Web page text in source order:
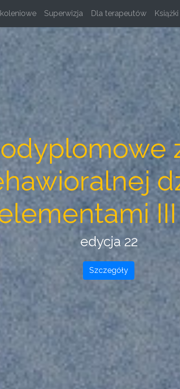
Superwizja Dla terapeutów Książki
edycja 22
Szczegóły